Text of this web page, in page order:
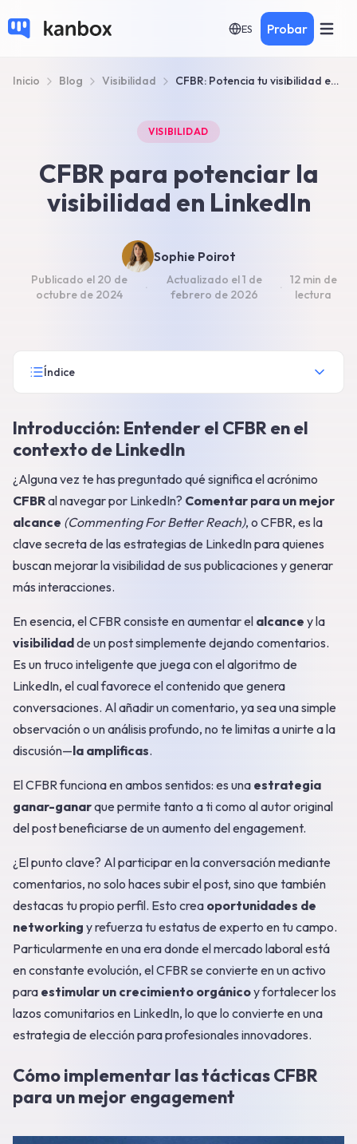
ES Probar
Inicio Blog Visibilidad CFBR: Potencia tu visibilidad en LinkedIn
VISIBILIDAD
CFBR para potenciar la
visibilidad en LinkedIn
Sophie Poirot
Publicado el 20 de
octubre de 2024
·
Actualizado el1 de
febrero de 2026
·
12 min de
lectura
Índice
Introducción: Entender el CFBR en el
contexto de LinkedIn
¿Alguna vez te has preguntado qué significa el acrónimo
CFBRal navegar por LinkedIn? Comentar para un mejor
alcance (Commenting For Better Reach), o CFBR, es la
clave secreta de las estrategias de LinkedIn para quienes
buscan mejorar la visibilidad de sus publicaciones y generar
más interacciones.
En esencia, el CFBR consiste en aumentar el alcance y la
visibilidadde un post simplemente dejando comentarios.
Es un truco inteligente que juega con el algoritmo de
LinkedIn, el cual favorece el contenido que genera
conversaciones. Al añadir un comentario, ya sea una simple
observación o un análisis profundo, no te limitas a unirte a la
discusión—la amplificas.
El CFBR funciona en ambos sentidos: es una estrategia
ganar-ganarque permite tanto a ti como al autor original
del post beneficiarse de un aumento del engagement.
¿El punto clave? Al participar en la conversación mediante
comentarios, no solo haces subir el post, sino que también
destacas tu propio perfil. Esto crea oportunidades de
networking y refuerza tu estatus de experto en tu campo.
Particularmente en una era donde el mercado laboral está
en constante evolución, el CFBR se convierte en un activo
para estimular un crecimiento orgánicoy fortalecer los
lazos comunitarios en LinkedIn, lo que lo convierte en una
estrategia de elección para profesionales innovadores.
Cómo implementar las tácticas CFBR
para un mejor engagement